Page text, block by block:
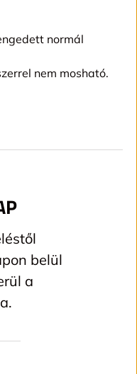
normál
nem mosható.
belül
a